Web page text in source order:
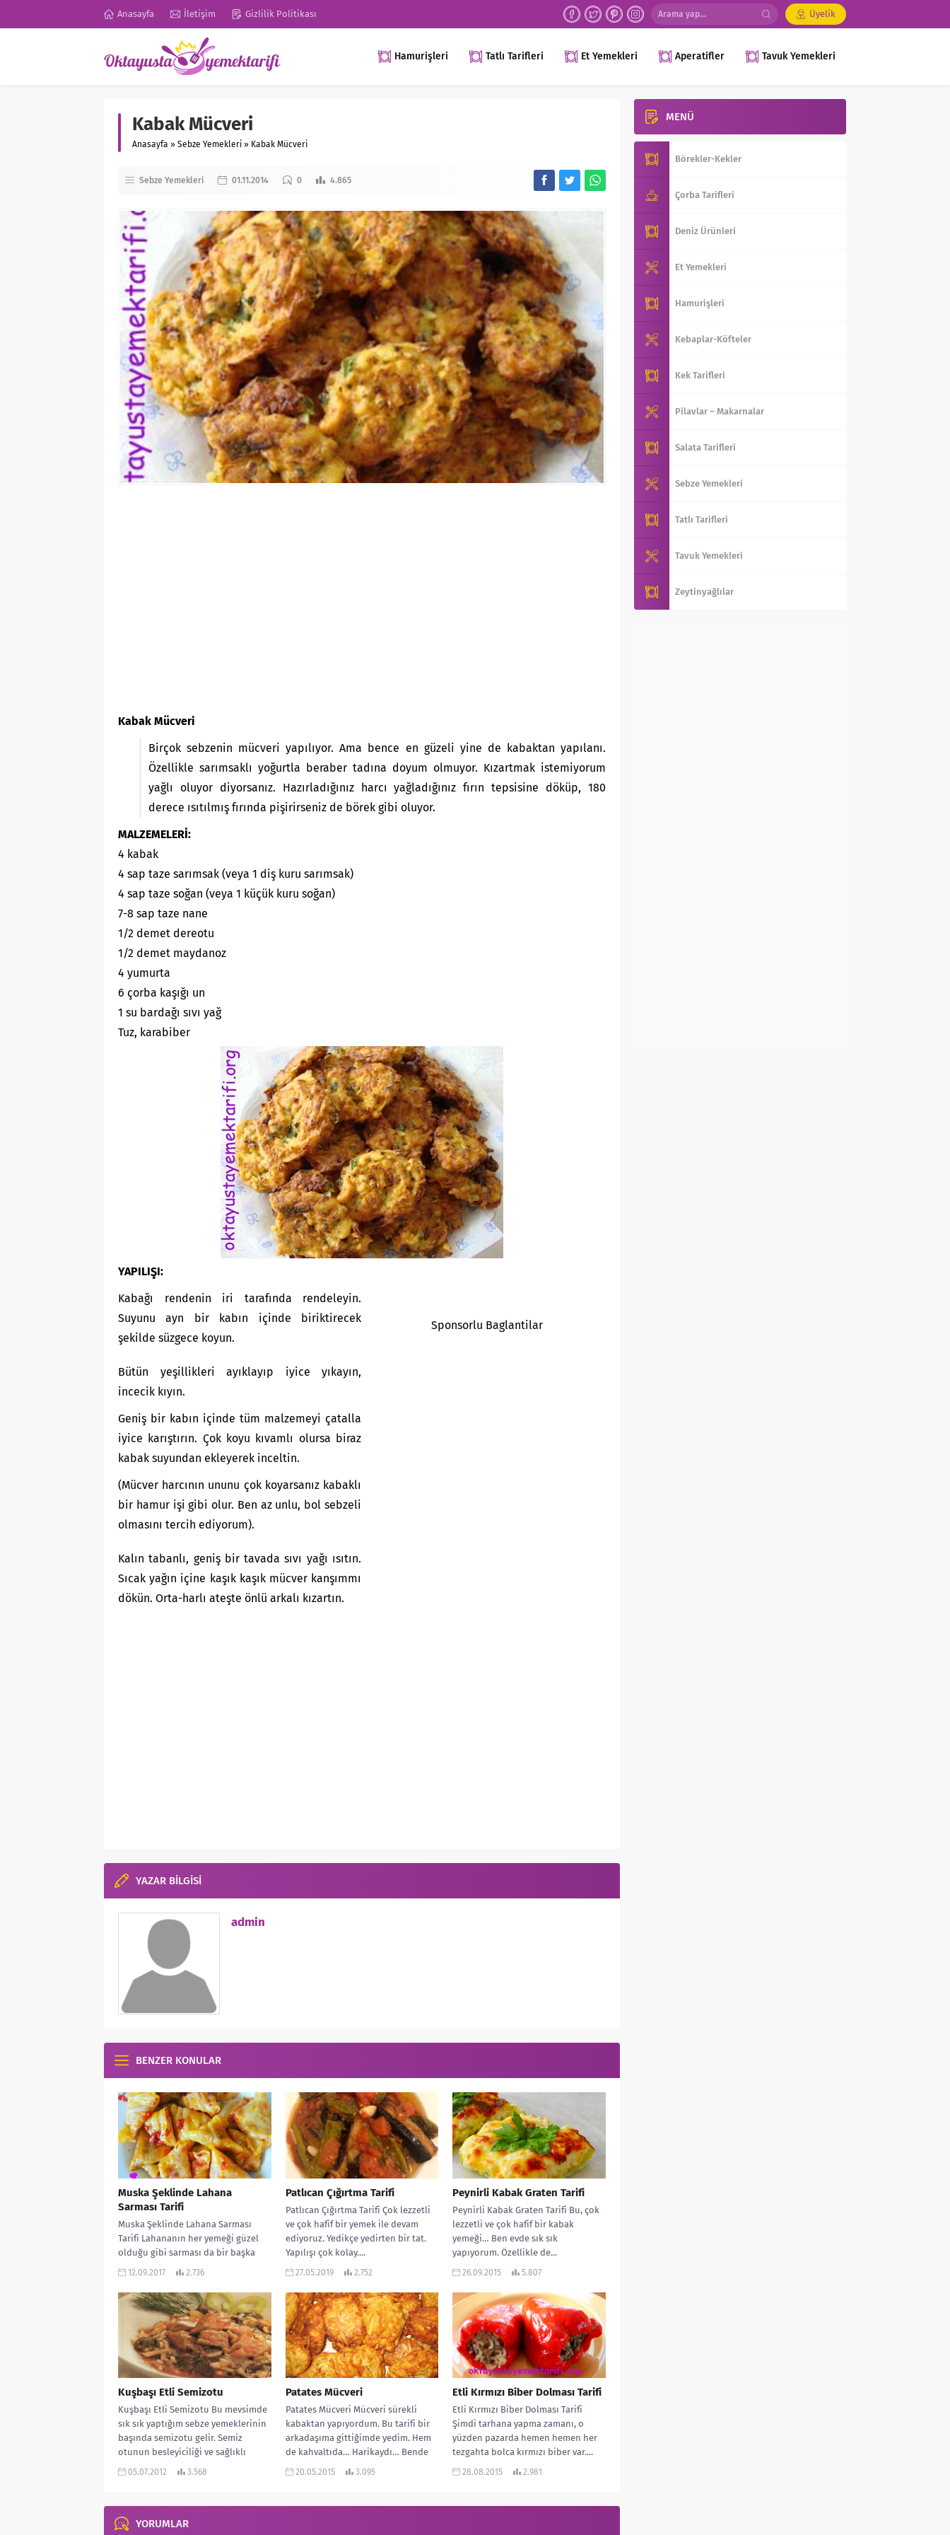
Anasayfa İletişim Gizlilik Politikası Üyelik
Hamurişleri Tatlı Tarifleri Et Yemekleri Aperatifler Tavuk Yemekleri
Kabak Mücveri
Anasayfa » Sebze Yemekleri » Kabak Mücveri
Sebze Yemekleri 01.11.2014 0 4.865
Kabak Mücveri
Birçok sebzenin mücveri yapılıyor. Ama bence en güzeli yine de kabaktan yapılanı.
Özellikle sarımsaklı yoğurtla beraber tadına doyum olmuyor. Kızartmak istemiyorum
yağlı oluyor diyorsanız. Hazırladığınız harcı yağladığınız fırın tepsisine döküp, 180
derece ısıtılmış fırında pişirirseniz de börek gibi oluyor.
MALZEMELERİ:
4 kabak
4 sap taze sarımsak (veya 1 diş kuru sarımsak)
4 sap taze soğan (veya 1 küçük kuru soğan)
7-8 sap taze nane
1/2 demet dereotu
1/2 demet maydanoz
4 yumurta
6 çorba kaşığı un
1 su bardağı sıvı yağ
Tuz, karabiber
YAPILIŞI:
Sponsorlu Baglantilar
Kabağı rendenin iri tarafında rendeleyin.
Suyunu ayn bir kabın içinde biriktirecek
şekilde süzgece koyun.
Bütün yeşillikleri ayıklayıp iyice yıkayın,
incecik kıyın.
Geniş bir kabın içinde tüm malzemeyi çatalla
iyice karıştırın. Çok koyu kıvamlı olursa biraz
kabak suyundan ekleyerek inceltin.
(Mücver harcının ununu çok koyarsanız kabaklı
bir hamur işi gibi olur. Ben az unlu, bol sebzeli
olmasını tercih ediyorum).
Kalın tabanlı, geniş bir tavada sıvı yağı ısıtın.
Sıcak yağın içine kaşık kaşık mücver kanşımmı
dökün. Orta-harlı ateşte önlü arkalı kızartın.
YAZAR BİLGİSİ
admin
BENZER KONULAR
Muska Şeklinde Lahana
Sarması Tarifi
Muska Şeklinde Lahana Sarması
Tarifi Lahananın her yemeği güzel
olduğu gibi sarması da bir başka
oluyor. Bu günkü sarmamızın şekli...
12.09.2017 2.736
Patlıcan Çığırtma Tarifi
Patlıcan Çığırtma Tarifi Çok lezzetli
ve çok hafif bir yemek ile devam
ediyoruz. Yedikçe yedirten bir tat.
Yapılışı çok kolay....
27.05.2019 2.752
Peynirli Kabak Graten Tarifi
Peynirli Kabak Graten Tarifi Bu, çok
lezzetli ve çok hafif bir kabak
yemeği… Ben evde sık sık
yapıyorum. Özellikle de...
26.09.2015 5.807
Kuşbaşı Etli Semizotu
Kuşbaşı Etli Semizotu Bu mevsimde
sık sık yaptığım sebze yemeklerinin
başında semizotu gelir. Semiz
otunun besleyiciliği ve sağlıklı
olması da...
05.07.2012 3.568
Patates Mücveri
Patates Mücveri Mücveri sürekli
kabaktan yapıyordum. Bu tarifi bir
arkadaşıma gittiğimde yedim. Hem
de kahvaltıda… Harikaydı… Bende
hafta sonu için...
20.05.2015 3.095
Etli Kırmızı Biber Dolması Tarifi
Etli Kırmızı Biber Dolması Tarifi
Şimdi tarhana yapma zamanı, o
yüzden pazarda hemen hemen her
tezgahta bolca kırmızı biber var....
28.08.2015 2.981
YORUMLAR
MENÜ
Börekler-Kekler
Çorba Tarifleri
Deniz Ürünleri
Et Yemekleri
Hamurişleri
Kebaplar-Köfteler
Kek Tarifleri
Pilavlar – Makarnalar
Salata Tarifleri
Sebze Yemekleri
Tatlı Tarifleri
Tavuk Yemekleri
Zeytinyağlılar